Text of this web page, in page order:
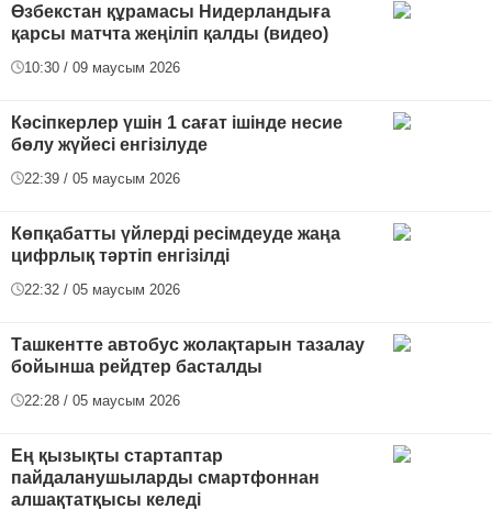
Өзбекстан құрамасы Нидерландыға
қарсы матчта жеңіліп қалды (видео)
10:30 / 09 маусым 2026
Кәсіпкерлер үшін 1 сағат ішінде несие
бөлу жүйесі енгізілуде
22:39 / 05 маусым 2026
Көпқабатты үйлерді ресімдеуде жаңа
цифрлық тәртіп енгізілді
22:32 / 05 маусым 2026
Ташкентте автобус жолақтарын тазалау
бойынша рейдтер басталды
22:28 / 05 маусым 2026
Ең қызықты стартаптар
пайдаланушыларды смартфоннан
алшақтатқысы келеді